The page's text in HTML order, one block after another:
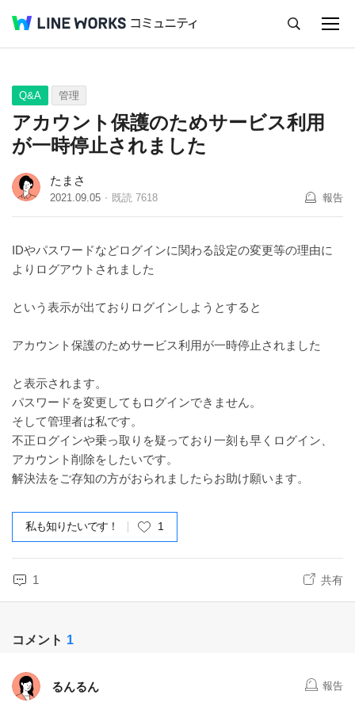
Q&A Tips Ideas
Q&A 管理
アカウント保護のためサービス利用
が一時停止されました
たまさ
2021.09.05 既読 7618 報告
IDやパスワードなどログインに関わる設定の変更等の理由に
よりログアウトされました
という表示が出ておりログインしようとすると
アカウント保護のためサービス利用が一時停止されました
と表示されます。
パスワードを変更してもログインできません。
そして管理者は私です。
不正ログインや乗っ取りを疑っており一刻も早くログイン、
アカウント削除をしたいです。
解決法をご存知の方がおられましたらお助け願います。
私も知りたいです！ 1
1 共有
コメント 1
るんるん 報告